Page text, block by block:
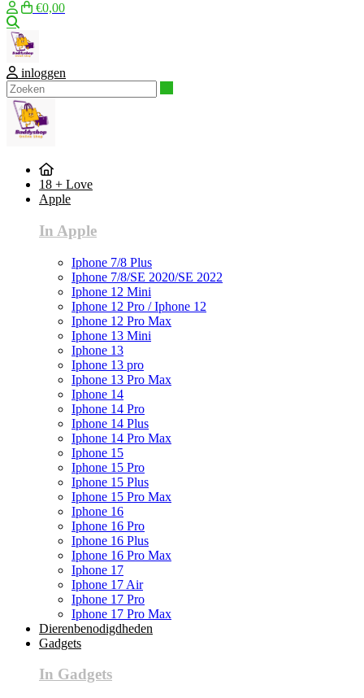
€0,00
inloggen
18 + Love
Apple
In Apple
Iphone 7/8 Plus
Iphone 7/8/SE 2020/SE 2022
Iphone 12 Mini
Iphone 12 Pro / Iphone 12
Iphone 12 Pro Max
Iphone 13 Mini
Iphone 13
Iphone 13 pro
Iphone 13 Pro Max
Iphone 14
Iphone 14 Pro
Iphone 14 Plus
Iphone 14 Pro Max
Iphone 15
Iphone 15 Pro
Iphone 15 Plus
Iphone 15 Pro Max
Iphone 16
Iphone 16 Pro
Iphone 16 Plus
Iphone 16 Pro Max
Iphone 17
Iphone 17 Air
Iphone 17 Pro
Iphone 17 Pro Max
Dierenbenodigdheden
Gadgets
In Gadgets